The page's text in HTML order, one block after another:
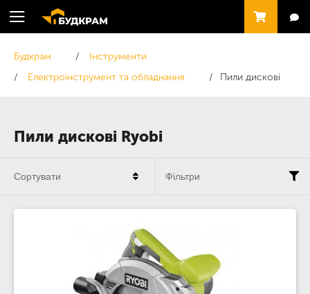
Пили дискові Ryobi
Будкрам
Інструменти
Електроінструмент та обладнання
Пили дискові
Сортувати Фільтри